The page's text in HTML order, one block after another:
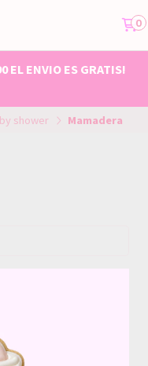
0
ENVIO ES GRATIS!
shower Mamadera